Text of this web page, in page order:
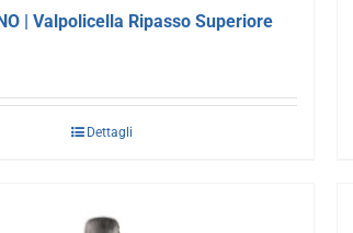
| Valpolicella Ripasso Superiore
Dettagli